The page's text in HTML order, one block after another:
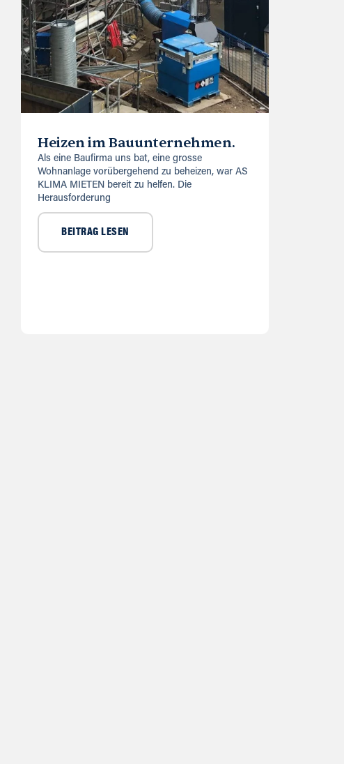
Heizen im Bauunternehmen.
Als eine Baufirma uns bat, eine grosse
Wohnanlage vorübergehend zu beheizen, war AS
KLIMA MIETEN bereit zu helfen. Die
Herausforderung
BEITRAG LESEN